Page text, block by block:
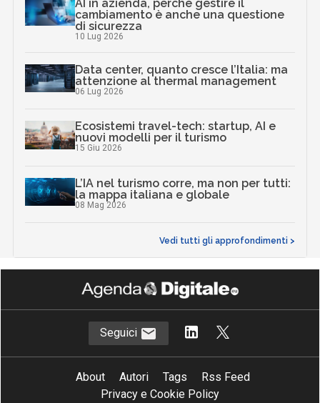
AI in azienda, perché gestire il
cambiamento è anche una questione
di sicurezza
10 Lug 2026
Data center, quanto cresce l’Italia: ma
attenzione al thermal management
06 Lug 2026
Ecosistemi travel-tech: startup, AI e
nuovi modelli per il turismo
15 Giu 2026
L’IA nel turismo corre, ma non per tutti:
la mappa italiana e globale
08 Mag 2026
Vedi tutti gli approfondimenti >
Seguici
About Autori Tags
Rss Feed
Privacy e Cookie Policy